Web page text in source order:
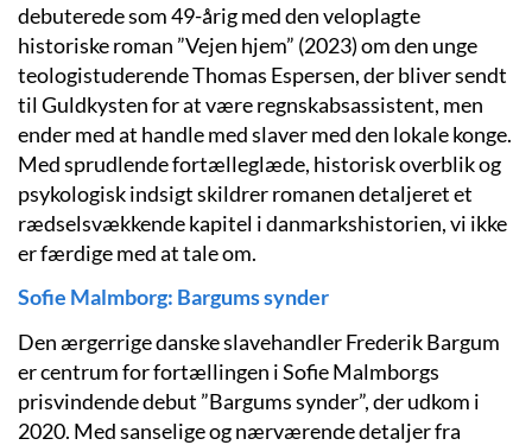
debuterede som 49-årig med den veloplagte
historiske roman ”Vejen hjem” (2023) om den unge
teologistuderende Thomas Espersen, der bliver sendt
til Guldkysten for at være regnskabsassistent, men
ender med at handle med slaver med den lokale konge.
Med sprudlende fortælleglæde, historisk overblik og
psykologisk indsigt skildrer romanen detaljeret et
rædselsvækkende kapitel i danmarkshistorien, vi ikke
er færdige med at tale om.
Sofie Malmborg: Bargums synder
Den ærgerrige danske slavehandler Frederik Bargum
er centrum for fortællingen i Sofie Malmborgs
prisvindende debut ”Bargums synder”, der udkom i
2020. Med sanselige og nærværende detaljer fra